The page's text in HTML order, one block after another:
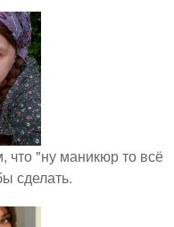
что "ну маникюр то всё
сделать.